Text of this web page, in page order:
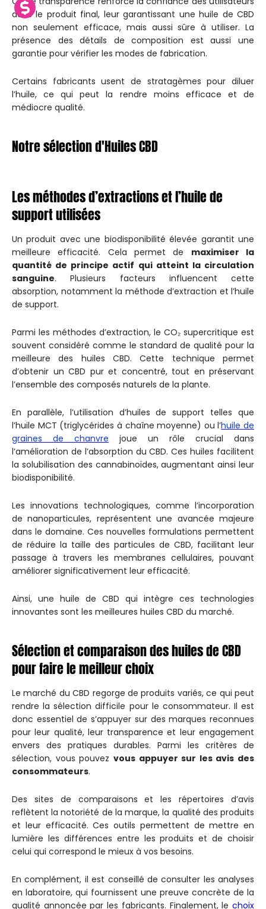
dans le produit final, leur garantissant une huile de CBD
non seulement efficace, mais aussi sûre à utiliser. La
présence des détails de composition est aussi une
garantie pour vérifier les modes de fabrication.
Certains fabricants usent de stratagèmes pour diluer
l’huile, ce qui peut la rendre moins efficace et de
médiocre qualité.
Notre sélection d'Huiles CBD
Les méthodes d’extractions et l’huile de
support utilisées
Un produit avec une biodisponibilité élevée garantit une
meilleure efficacité. Cela permet de maximiser la
quantité de principe actif qui atteint la circulation
sanguine. Plusieurs facteurs influencent cette
absorption, notamment la méthode d’extraction et l’huile
de support.
Parmi les méthodes d’extraction, le CO₂ supercritique est
souvent considéré comme le standard de qualité pour la
meilleure des huiles CBD. Cette technique permet
d’obtenir un CBD pur et concentré, tout en préservant
l’ensemble des composés naturels de la plante.
En parallèle, l’utilisation d’huiles de support telles que
l’huile MCT (triglycérides à chaîne moyenne) ou l’huile de
graines de chanvre joue un rôle crucial dans
l’amélioration de l’absorption du CBD. Ces huiles facilitent
la solubilisation des cannabinoïdes, augmentant ainsi leur
biodisponibilité.
Les innovations technologiques, comme l’incorporation
de nanoparticules, représentent une avancée majeure
dans le domaine. Ces nouvelles formulations permettent
de réduire la taille des particules de CBD, facilitant leur
passage à travers les membranes cellulaires, pouvant
améliorer significativement leur efficacité.
Ainsi, une huile de CBD qui intègre ces technologies
innovantes sont les meilleures huiles CBD du marché.
Sélection et comparaison des huiles de CBD
pour faire le meilleur choix
Le marché du CBD regorge de produits variés, ce qui peut
rendre la sélection difficile pour le consommateur. Il est
donc essentiel de s’appuyer sur des marques reconnues
pour leur qualité, leur transparence et leur engagement
envers des pratiques durables. Parmi les critères de
sélection, vous pouvez vous appuyer sur les avis des
consommateurs.
Des sites de comparaisons et les répertoires d’avis
reflètent la notoriété de la marque, la qualité des produits
et leur efficacité. Ces outils permettent de mettre en
lumière les différences entre les produits et de choisir
celui qui correspond le mieux à vos besoins.
En complément, il est conseillé de consulter les analyses
en laboratoire, qui fournissent une preuve concrète de la
qualité annoncée par les fabricants. Finalement, le choix